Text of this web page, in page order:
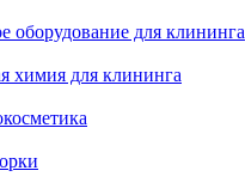
оборудование для клининга
химия для клининга